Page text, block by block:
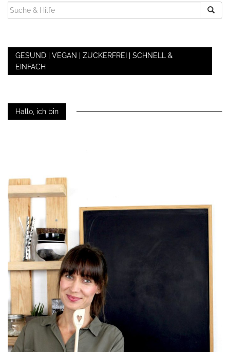
SUCHEN
NACH:
GESUND | VEGAN | ZUCKERFREI | SCHNELL &
EINFACH
Hallo, ich bin